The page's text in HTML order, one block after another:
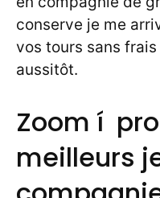
conserve je me
vos tours sans
aussitôt.
Zoom í
meilleurs